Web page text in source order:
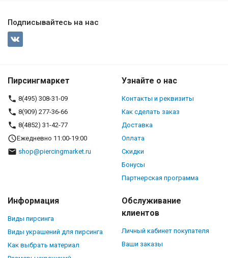
Подписывайтесь на нас
Пирсингмаркет
8(495) 308-31-09
8(909) 277-36-66
8(4852) 31-42-77
Ежедневно 11:00-19:00
shop@piercingmarket.ru
Узнайте о нас
Контакты и реквизиты
Как сделать заказ
Доставка
Оплата
Скидки
Бонусы
Партнерская программа
Информация
Виды пирсинга
Виды украшений для пирсинга
Как выбрать материал
Обслуживание
клиентов
Личный кабинет покупателя
Ваши заказы